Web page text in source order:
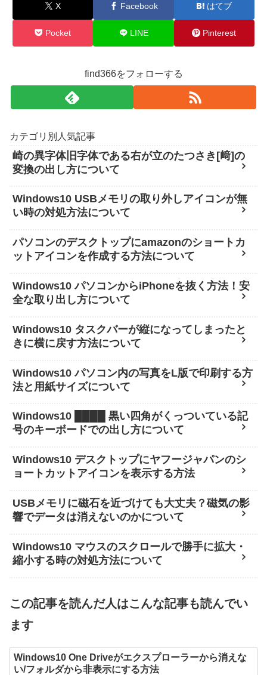
X Facebook はてブ
Pocket LINE Pinterest
find366をフォローする
カテゴリ別人気記事
崎の異字体旧字体である右が立のたつさき[﨑]の
変換の出し方について
Windows10 USBメモリの取り外しアイコンが無
い時の対処方法について
パソコンのデスクトップにamazonのショートカ
ットアイコンを作成する方法について
Windows10 パソコンからiPhoneを抜く方法！安
全な取り出し方について
Windows10 タスクバーが縦になってしまったと
きに横に戻す方法について
Windows10 パソコン内の写真をL版で印刷する方
法と用紙サイズについて
Windows10 ████ 黒い四角がくっついている記
号のキーボードでの出し方について
Windows10 デスクトップにヤフージャパンのシ
ョートカットアイコンを表示する方法
USBメモリに磁石を近づけても大丈夫？磁気の影
響でデータは消えないのかについて
Windows10 マウスのスクロールで勝手に拡大・
縮小する時の対処方法について
この記事を読んだ人はこんな記事も読んでい
ます
Windows10 One Driveがエクスプローラーから消えな
い/フォルダから非表示にする方法